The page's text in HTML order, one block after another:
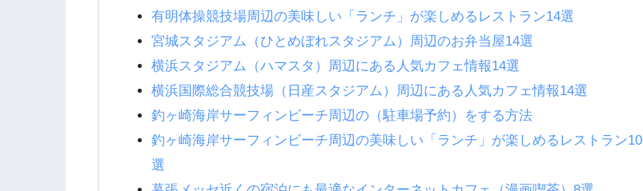
有明体操競技場周辺の美味しい「ランチ」が楽しめるレストラン14選
宮城スタジアム（ひとめぼれスタジアム）周辺のお弁当屋14選
横浜スタジアム（ハマスタ）周辺にある人気カフェ情報14選
横浜国際総合競技場（日産スタジアム）周辺にある人気カフェ情報14選
釣ヶ崎海岸サーフィンビーチ周辺の（駐車場予約）をする方法
釣ヶ崎海岸サーフィンビーチ周辺の美味しい「ランチ」が楽しめるレストラン10
選